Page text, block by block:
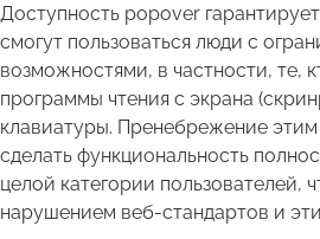
Доступность popover
смогут пользоваться люди с
возможностями, в частности, те,
программы чтения с экрана
клавиатуры. Пренебрежение
сделать функциональность
целой категории пользователей,
нарушением веб-стандартов и